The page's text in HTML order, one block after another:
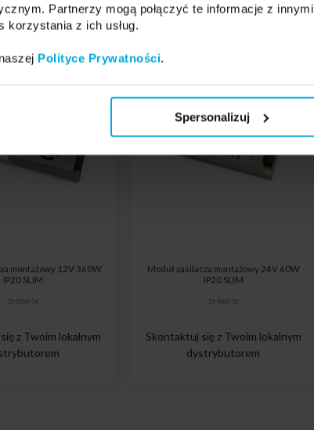
Partnerzy mogą połączyć te informacje z
korzystania z ich usług.
Polityce Prywatności.
Spersonalizuj
montażowy 12V 360W
IP20 SLIM
23-0000-34
z Twoim lokalnym
Moduł zasilacza montażowy 24V 60W
IP20 SLIM
23-0000-35
Skontaktuj się z Twoim lokalnym
dystrybutorem